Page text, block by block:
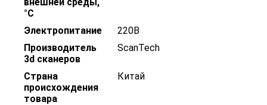
°С
Электропитание
220В
Производитель
3d сканеров
ScanTech
Страна
происхождения
товара
Китай